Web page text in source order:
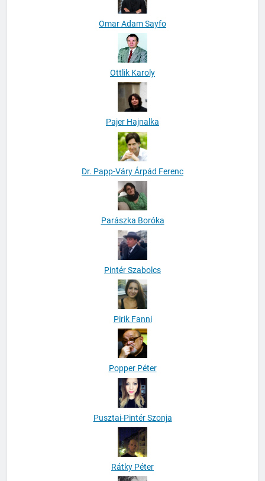
Omar Adam Sayfo
Ottlik Karoly
Pajer Hajnalka
Dr. Papp-Váry Árpád Ferenc
Parászka Boróka
Pintér Szabolcs
Pirik Fanni
Popper Péter
Pusztai-Pintér Szonja
Rátky Péter